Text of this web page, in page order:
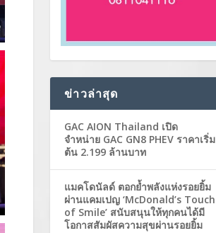
ข่าวล่าสุด
GAC AION Thailand เปิด
จำหน่าย GAC GN8 PHEV ราคาเริ่ม
ต้น 2.199 ล้านบาท
แมคโดนัลด์ ตอกย้ำพลังแห่งรอยยิ้ม
ผ่านแคมเปญ ‘McDonald’s Touch
of Smile’ สนับสนุนให้ทุกคนได้มี
โอกาสสัมผัสความสุขผ่านรอยยิ้ม